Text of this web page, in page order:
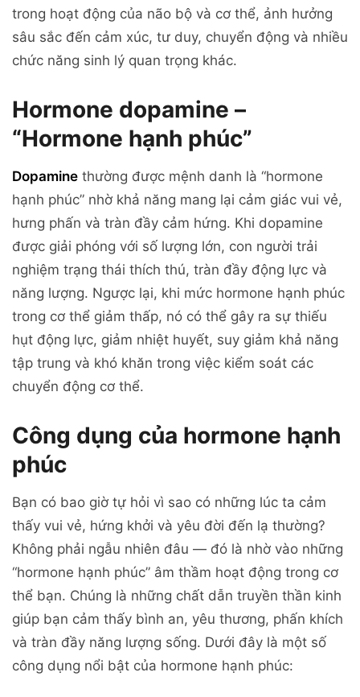
trong hoạt động của não bộ và cơ thể, ảnh hưởng
sâu sắc đến cảm xúc, tư duy, chuyển động và nhiều
chức năng sinh lý quan trọng khác.
Hormone dopamine –
“Hormone hạnh phúc”
Dopamine thường được mệnh danh là “hormone
hạnh phúc” nhờ khả năng mang lại cảm giác vui vẻ,
hưng phấn và tràn đầy cảm hứng. Khi dopamine
được giải phóng với số lượng lớn, con người trải
nghiệm trạng thái thích thú, tràn đầy động lực và
năng lượng. Ngược lại, khi mức hormone hạnh phúc
trong cơ thể giảm thấp, nó có thể gây ra sự thiếu
hụt động lực, giảm nhiệt huyết, suy giảm khả năng
tập trung và khó khăn trong việc kiểm soát các
chuyển động cơ thể.
Công dụng của hormone hạnh
phúc
Bạn có bao giờ tự hỏi vì sao có những lúc ta cảm
thấy vui vẻ, hứng khởi và yêu đời đến lạ thường?
Không phải ngẫu nhiên đâu — đó là nhờ vào những
“hormone hạnh phúc” âm thầm hoạt động trong cơ
thể bạn. Chúng là những chất dẫn truyền thần kinh
giúp bạn cảm thấy bình an, yêu thương, phấn khích
và tràn đầy năng lượng sống. Dưới đây là một số
công dụng nổi bật của hormone hạnh phúc: